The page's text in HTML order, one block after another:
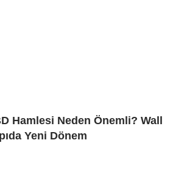
Hamlesi Neden Önemli? Wall
Yeni Dönem